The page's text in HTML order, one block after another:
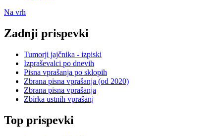
Na vrh
Zadnji prispevki
Tumorji jajčnika - izpiski
Izpraševalci po dnevih
Pisna vprašanja po sklopih
Zbrana pisna vprašanja (od 2020)
Zbrana pisna vprašanja
Zbirka ustnih vprašanj
Top prispevki